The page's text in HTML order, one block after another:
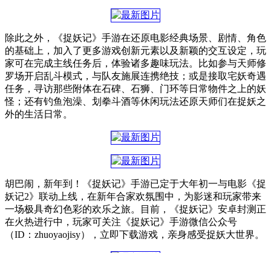
除此之外，《捉妖记》手游在还原电影经典场景、剧情、角色
的基础上，加入了更多游戏创新元素以及新颖的交互设定，玩
家可在完成主线任务后，体验诸多趣味玩法。比如参与天师修
罗场开启乱斗模式，与队友施展连携绝技；或是接取宅妖奇遇
任务，寻访那些附体在石碑、石狮、门环等日常物件之上的妖
怪；还有钓鱼泡澡、划拳斗酒等休闲玩法还原天师们在捉妖之
外的生活日常。
胡巴闹，新年到！《捉妖记》手游已定于大年初一与电影《捉
妖记2》联动上线，在新年合家欢氛围中，为影迷和玩家带来
一场极具奇幻色彩的欢乐之旅。目前，《捉妖记》安卓封测正
在火热进行中，玩家可关注《捉妖记》手游微信公众号
（ID：zhuoyaojisy），立即下载游戏，亲身感受捉妖大世界。